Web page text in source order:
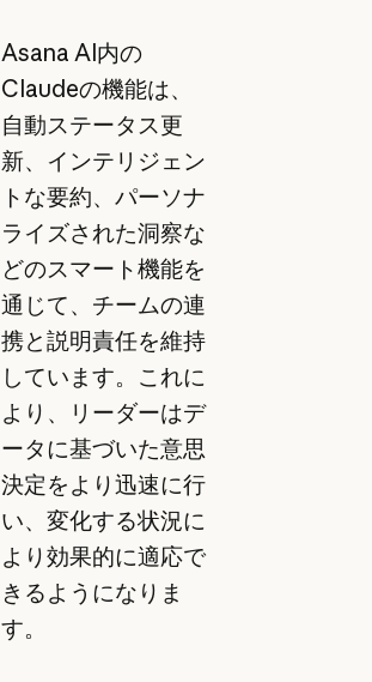
Asana AI内の
Claudeの機能は、
自動ステータス更
新、インテリジェン
トな要約、パーソナ
ライズされた洞察な
どのスマート機能を
通じて、チームの連
携と説明責任を維持
しています。これに
より、リーダーはデ
ータに基づいた意思
決定をより迅速に行
い、変化する状況に
より効果的に適応で
きるようになりま
す。